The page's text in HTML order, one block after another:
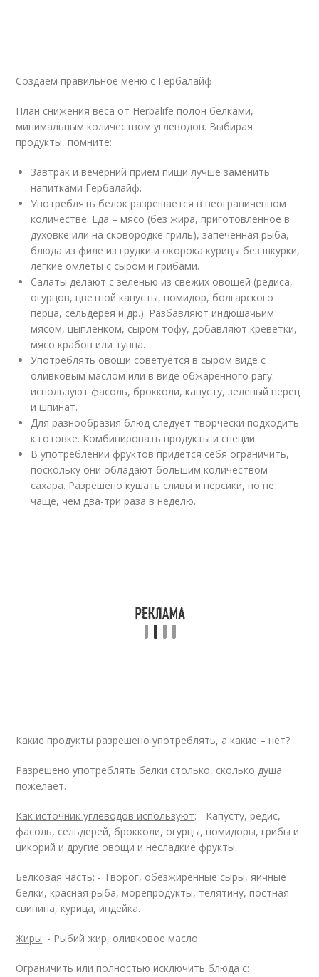
Создаем правильное меню с Гербалайф
План снижения веса от Herbalife полон белками,
минимальным количеством углеводов. Выбирая
продукты, помните:
Завтрак и вечерний прием пищи лучше заменить
напитками Гербалайф.
Употреблять белок разрешается в неограниченном
количестве. Еда – мясо (без жира, приготовленное в
духовке или на сковородке гриль), запеченная рыба,
блюда из филе из грудки и окорока курицы без шкурки,
легкие омлеты с сыром и грибами.
Салаты делают с зеленью из свежих овощей (редиса,
огурцов, цветной капусты, помидор, болгарского
перца, сельдерея и др.). Разбавляют индюшачьим
мясом, цыпленком, сыром тофу, добавляют креветки,
мясо крабов или тунца.
Употреблять овощи советуется в сыром виде с
оливковым маслом или в виде обжаренного рагу:
используют фасоль, брокколи, капусту, зеленый перец
и шпинат.
Для разнообразия блюд следует творчески подходить
к готовке. Комбинировать продукты и специи.
В употреблении фруктов придется себя ограничить,
поскольку они обладают большим количеством
сахара. Разрешено кушать сливы и персики, но не
чаще, чем два-три раза в неделю.
Какие продукты разрешено употреблять, а какие – нет?
Разрешено употреблять белки столько, сколько душа
пожелает.
Как источник углеводов используют: - Капусту, редис,
фасоль, сельдерей, брокколи, огурцы, помидоры, грибы и
цикорий и другие овощи и несладкие фрукты.
Белковая часть: - Творог, обезжиренные сыры, яичные
белки, красная рыба, морепродукты, телятину, постная
свинина, курица, индейка.
Жиры: - Рыбий жир, оливковое масло.
Ограничить или полностью исключить блюда с: